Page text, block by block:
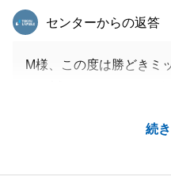
続
東急リバブル
センターからの返答
M様、この度は勝どきミ
私自身お客様に対し誠実
ト含めフラットにお話す